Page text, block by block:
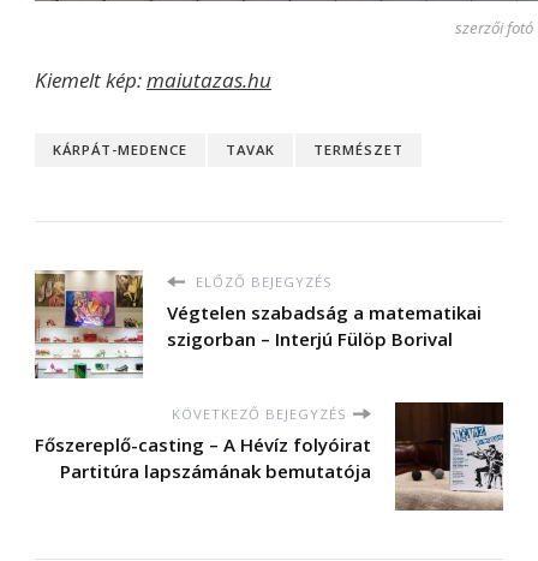
szerzői fotó
Kiemelt kép:maiutazas.hu
KÁRPÁT-MEDENCE TAVAK TERMÉSZET
ELŐZŐ BEJEGYZÉS
Végtelen szabadság a matematikai
szigorban – Interjú Fülöp Borival
KÖVETKEZŐ BEJEGYZÉS
Főszereplő-casting – A Hévíz folyóirat
Partitúra lapszámának bemutatója